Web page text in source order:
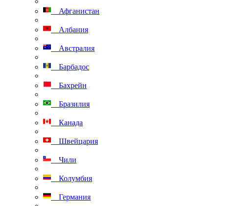
Афганистан
Албания
Австралия
Барбадос
Бахрейн
Бразилия
Канада
Швейцария
Чили
Колумбия
Германия